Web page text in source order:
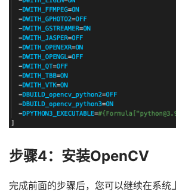
步骤4：安装OpenCV
完成前面的步骤后，您可以继续在系统